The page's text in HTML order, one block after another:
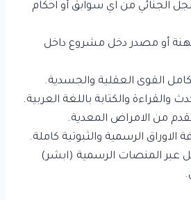
الجنائي من اي سوابق أو احكام
أو مصدر دخل مشروع داخل
القوى العقلية والجسدية.
والقراءة والكتابة باللغة العربية.
من الامراض المعدية.
الاوراق الرسمية والثبوتية كاملة.
عبر المنصات الرسمية (ابشر)